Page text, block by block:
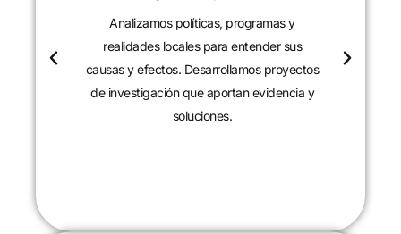
Analizamos políticas, programas y
realidades locales para entender sus
causas y efectos. Desarrollamos proyectos
de investigación que aportan evidencia y
soluciones.